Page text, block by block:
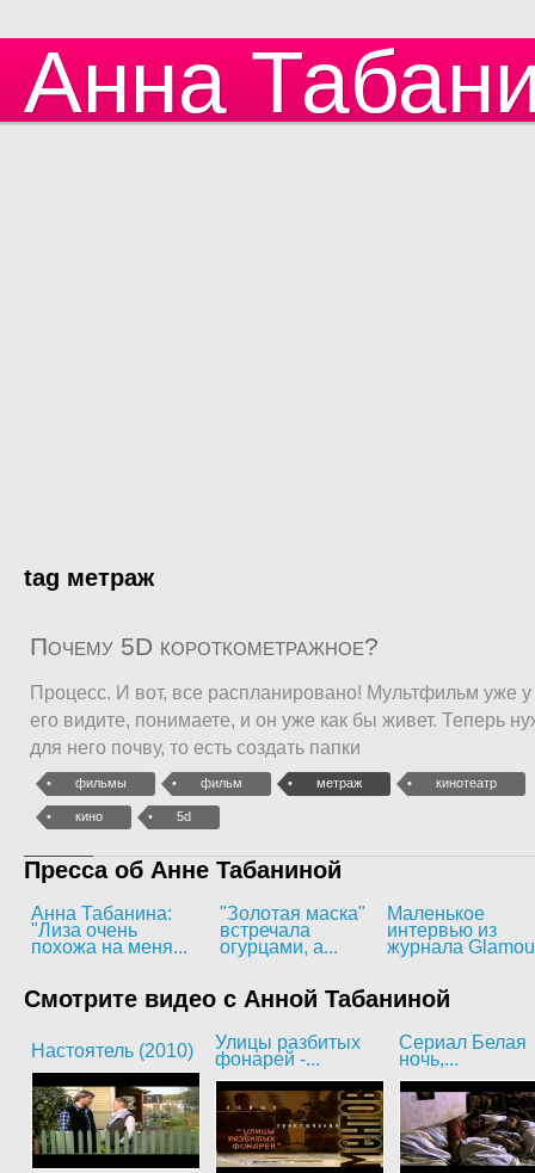
Анна
tag метраж
Почему 5D короткометражное?
Процесс. И вот, все распланировано! Мультфильм уже
его видите, понимаете, и он уже как бы живет. Теперь
для него почву, то есть создать папки
фильмы фильм метраж кинотеатр
кино 5d
Пресса об Анне Табаниной
Анна Табанина:
"Лиза очень
похожа на меня...
"Золотая маска"
встречала
огурцами, а...
Маленькое
интервью из
журнала
Смотрите видео с Анной Табаниной
Настоятель (2010)
Улицы разбитых
фонарей -...
Сериал Белая
ночь,...